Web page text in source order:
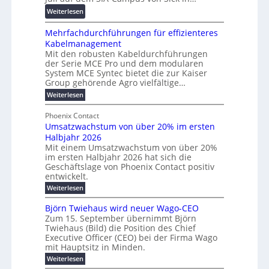
z
f
ö
r
d
e
r
u
n
g
b
r
a
u
c
h
t
m
e
r
T
e
m
o
r
d
z
u
m
E
n
e
r
g
u
b
ü
r
m
o
d
e
r
n
e
E
e
n
t
w
i
c
k
e
l
e
N
H
-
S
i
c
h
e
r
u
n
g
s
Weiterlesen:
R
e
k
o
r
d
b
e
t
e
i
l
i
g
u
n
g
b
e
m
2
0
Mehrfachdurchführungen für effizienteres
Kabelmanagement
Mit den robusten Kabeldurchführungen
der Serie MCE Pro und dem modularen
System MCE Syntec bietet die zur Kaiser
Group gehörende Agro vielfältige…
Weiterlesen:
M
h
r
f
a
c
h
d
u
r
c
f
ü
h
r
u
n
g
Phoenix Contact
Umsatzwachstum von über 20% im ersten
Halbjahr 2026
Mit einem Umsatzwachstum von über 20%
im ersten Halbjahr 2026 hat sich die
Geschäftslage von Phoenix Contact positiv
entwickelt.
Weiterlesen:
U
m
s
a
z
w
a
c
Björn Twiehaus wird neuer Wago-CEO
Zum 15. September übernimmt Björn
Twiehaus (Bild) die Position des Chief
Executive Officer (CEO) bei der Firma Wago
mit Hauptsitz in Minden.
Weiterlesen:
B